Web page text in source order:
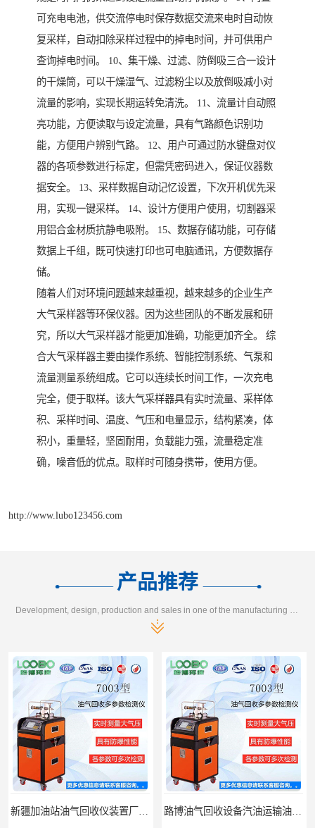
可充电电池，供交流停电时保存数据交流来电时自动恢
复采样，自动扣除采样过程中的掉电时间，并可供用户
查询掉电时间。 10、集干燥、过滤、防倒吸三合一设计
的干燥筒，可以干燥湿气、过滤粉尘以及放倒吸减小对
流量的影响，实现长期运转免清洗。 11、流量计自动照
亮功能，方便读取与设定流量，具有气路颜色识别功
能，方便用户辨别气路。 12、用户可通过防水键盘对仪
器的各项参数进行标定，但需凭密码进入，保证仪器数
据安全。 13、采样数据自动记忆设置，下次开机优先采
用，实现一键采样。 14、设计方便用户使用，切割器采
用铝合金材质抗静电吸附。 15、数据存储功能，可存储
数据上千组，既可快速打印也可电脑通讯，方便数据存
储。
随着人们对环境问题越来越重视，越来越多的企业生产
大气采样器等环保仪器。因为这些团队的不断发展和研
究，所以大气采样器才能更加准确，功能更加齐全。 综
合大气采样器主要由操作系统、智能控制系统、气泵和
流量测量系统组成。它可以连续长时间工作，一次充电
完全，便于取样。该大气采样器具有实时流量、采样体
积、采样时间、温度、气压和电量显示，结构紧凑，体
积小，重量轻，坚固耐用，负载能力强，流量稳定准
确，噪音低的优点。取样时可随身携带，使用方便。
http://www.lubo123456.com
产品推荐
新疆加油站油气回收仪装置厂家报价 路博油气回收设备汽油运输油气回收设备厂家直销